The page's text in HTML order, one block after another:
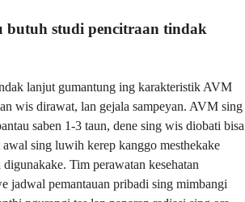
butuh studi pencitraan tindak
lanjut gumantung ing karakteristik AVM
wis dirawat, lan gejala sampeyan. AVM sing
saben 1-3 taun, dene sing wis diobati bisa
sing luwih kerep kanggo mesthekake
Tim perawatan kesehatan
jadwal pemantauan pribadi sing mimbangi